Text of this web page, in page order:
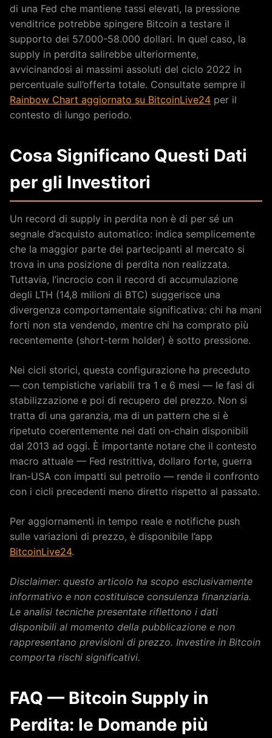
di una Fed che mantiene tassi elevati, la pressione
venditrice potrebbe spingere Bitcoin a testare il
supporto dei 57.000-58.000 dollari. In quel caso, la
supply in perdita salirebbe ulteriormente,
avvicinandosi ai massimi assoluti del ciclo 2022 in
percentuale sull’offerta totale. Consultate sempre il
Rainbow Chart aggiornato su BitcoinLive24 per il
contesto di lungo periodo.
Cosa Significano Questi Dati
per gli Investitori
Un record di supply in perdita non è di per sé un
segnale d’acquisto automatico: indica semplicemente
che la maggior parte dei partecipanti al mercato si
trova in una posizione di perdita non realizzata.
Tuttavia, l’incrocio con il record di accumulazione
degli LTH (14,8 milioni di BTC) suggerisce una
divergenza comportamentale significativa: chi ha mani
forti non sta vendendo, mentre chi ha comprato più
recentemente (short-term holder) è sotto pressione.
Nei cicli storici, questa configurazione ha preceduto
— con tempistiche variabili tra 1 e 6 mesi — le fasi di
stabilizzazione e poi di recupero del prezzo. Non si
tratta di una garanzia, ma di un pattern che si è
ripetuto coerentemente nei dati on-chain disponibili
dal 2013 ad oggi. È importante notare che il contesto
macro attuale — Fed restrittiva, dollaro forte, guerra
Iran-USA con impatti sul petrolio — rende il confronto
con i cicli precedenti meno diretto rispetto al passato.
Per aggiornamenti in tempo reale e notifiche push
sulle variazioni di prezzo, è disponibile l’app
BitcoinLive24.
Disclaimer: questo articolo ha scopo esclusivamente
informativo e non costituisce consulenza finanziaria.
Le analisi tecniche presentate riflettono i dati
disponibili al momento della pubblicazione e non
rappresentano previsioni di prezzo. Investire in Bitcoin
comporta rischi significativi.
FAQ — Bitcoin Supply in
Perdita: le Domande più